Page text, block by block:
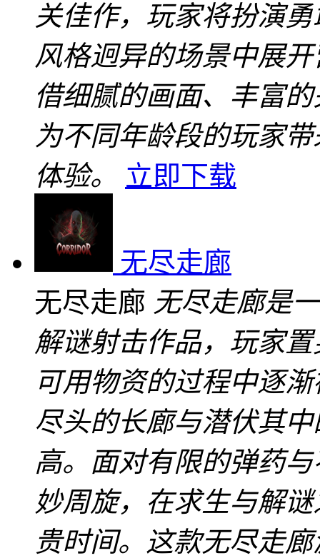
关佳作，玩家将扮演
风格迥异的场景中展
借细腻的画面、丰富
为不同年龄段的玩家
体验。
立即下载
无尽走廊
无尽走廊 无尽走廊是
解谜射击作品，玩家
可用物资的过程中逐
尽头的长廊与潜伏其
高。面对有限的弹药
妙周旋，在求生与解
贵时间。这款无尽走